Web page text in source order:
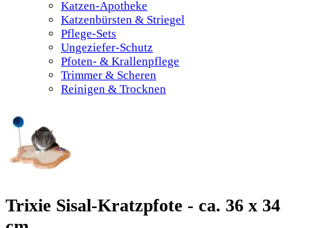
Katzen-Apotheke
Katzenbürsten & Striegel
Pflege-Sets
Ungeziefer-Schutz
Pfoten- & Krallenpflege
Trimmer & Scheren
Reinigen & Trocknen
Trixie Sisal-Kratzpfote - ca. 36 x 34